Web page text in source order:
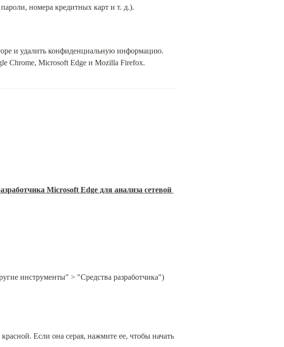
номера кредитных карт и т. д.).
и удалить конфиденциальную информацию.
Chrome, Microsoft Edge и Mozilla Firefox.
Microsoft Edge для анализа сетевой
инструменты" > "Средства разработчика")
Если она серая, нажмите ее, чтобы начать